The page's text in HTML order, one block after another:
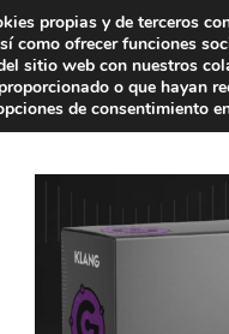
propias y de terceros
como ofrecer funciones
sitio web con nuestros
o que hayan
de consentimiento